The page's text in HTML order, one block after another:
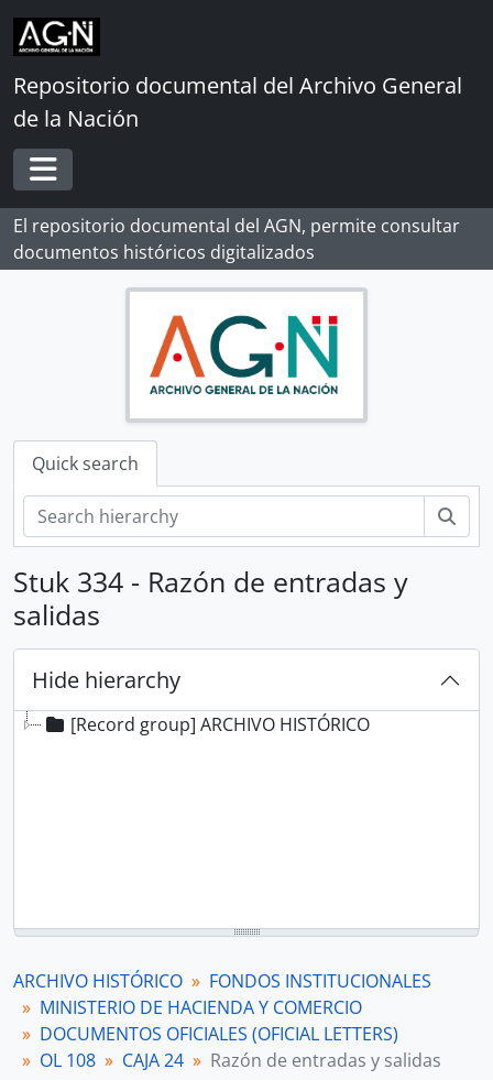
Skip to main content
Repositorio documental del Archivo General
de la Nación
Toggle navigation
El repositorio documental del AGN, permite consultar
documentos históricos digitalizados
Quick search
Stuk 334 - Razón de entradas y
salidas
Hide hierarchy
[Record group] ARCHIVO HISTÓRICO
ARCHIVO HISTÓRICO
FONDOS INSTITUCIONALES
MINISTERIO DE HACIENDA Y COMERCIO
DOCUMENTOS OFICIALES (OFICIAL LETTERS)
OL 108
CAJA 24 Razón de entradas y salidas